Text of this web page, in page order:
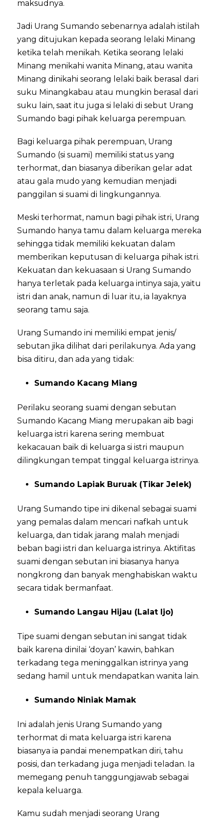
maksudnya.
Jadi Urang Sumando sebenarnya adalah istilah
yang ditujukan kepada seorang lelaki Minang
ketika telah menikah. Ketika seorang lelaki
Minang menikahi wanita Minang, atau wanita
Minang dinikahi seorang lelaki baik berasal dari
suku Minangkabau atau mungkin berasal dari
suku lain, saat itu juga si lelaki di sebut Urang
Sumando bagi pihak keluarga perempuan.
Bagi keluarga pihak perempuan, Urang
Sumando (si suami) memiliki status yang
terhormat, dan biasanya diberikan gelar adat
atau gala mudo yang kemudian menjadi
panggilan si suami di lingkungannya.
Meski terhormat, namun bagi pihak istri, Urang
Sumando hanya tamu dalam keluarga mereka
sehingga tidak memiliki kekuatan dalam
memberikan keputusan di keluarga pihak istri.
Kekuatan dan kekuasaan si Urang Sumando
hanya terletak pada keluarga intinya saja, yaitu
istri dan anak, namun di luar itu, ia layaknya
seorang tamu saja.
Urang Sumando ini memiliki empat jenis/
sebutan jika dilihat dari perilakunya. Ada yang
bisa ditiru, dan ada yang tidak:
Sumando Kacang Miang
Perilaku seorang suami dengan sebutan
Sumando Kacang Miang merupakan aib bagi
keluarga istri karena sering membuat
kekacauan baik di keluarga si istri maupun
dilingkungan tempat tinggal keluarga istrinya.
Sumando Lapiak Buruak (Tikar Jelek)
Urang Sumando tipe ini dikenal sebagai suami
yang pemalas dalam mencari nafkah untuk
keluarga, dan tidak jarang malah menjadi
beban bagi istri dan keluarga istrinya. Aktifitas
suami dengan sebutan ini biasanya hanya
nongkrong dan banyak menghabiskan waktu
secara tidak bermanfaat.
Sumando Langau Hijau (Lalat Ijo)
Tipe suami dengan sebutan ini sangat tidak
baik karena dinilai ‘doyan’ kawin, bahkan
terkadang tega meninggalkan istrinya yang
sedang hamil untuk mendapatkan wanita lain.
Sumando Niniak Mamak
Ini adalah jenis Urang Sumando yang
terhormat di mata keluarga istri karena
biasanya ia pandai menempatkan diri, tahu
posisi, dan terkadang juga menjadi teladan. Ia
memegang penuh tanggungjawab sebagai
kepala keluarga.
Kamu sudah menjadi seorang Urang